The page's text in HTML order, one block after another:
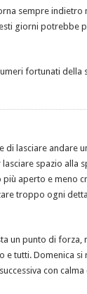
sempre indietro
giorni potrebbe
fortunati della
di lasciare andare
spazio alla
aperto e meno
troppo ogni
un punto di forza,
e tutti. Domenica si
con